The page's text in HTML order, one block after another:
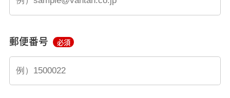
郵便番号 必須